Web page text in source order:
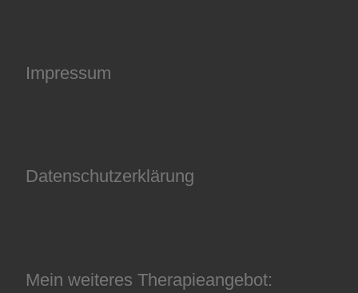
Impressum
Datenschutzerklärung
Mein weiteres Therapieangebot: